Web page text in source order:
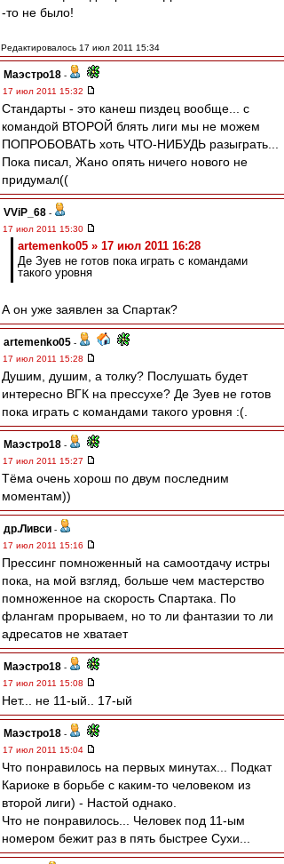
-то не было!
Редактировалось 17 июл 2011 15:34
Маэстро18 -
17 июл 2011 15:32
Стандарты - это канеш пиздец вообще... с
командой ВТОРОЙ блять лиги мы не можем
ПОПРОБОВАТЬ хоть ЧТО-НИБУДЬ разыграть...
Пока писал, Жано опять ничего нового не
придумал((
VViP_68 -
17 июл 2011 15:30
artemenko05 » 17 июл 2011 16:28
Де Зуев не готов пока играть с командами
такого уровня
А он уже заявлен за Спартак?
artemenko05 -
17 июл 2011 15:28
Душим, душим, а толку? Послушать будет
интересно ВГК на прессухе? Де Зуев не готов
пока играть с командами такого уровня :(.
Маэстро18 -
17 июл 2011 15:27
Тёма очень хорош по двум последним
моментам))
др.Ливси -
17 июл 2011 15:16
Прессинг помноженный на самоотдачу истры
пока, на мой взгляд, больше чем мастерство
помноженное на скорость Спартака. По
флангам прорываем, но то ли фантазии то ли
адресатов не хватает
Маэстро18 -
17 июл 2011 15:08
Нет... не 11-ый.. 17-ый
Маэстро18 -
17 июл 2011 15:04
Что понравилось на первых минутах... Подкат
Кариоке в борьбе с каким-то человеком из
второй лиги) - Настой однако.
Что не понравилось... Человек под 11-ым
номером бежит раз в пять быстрее Сухи...